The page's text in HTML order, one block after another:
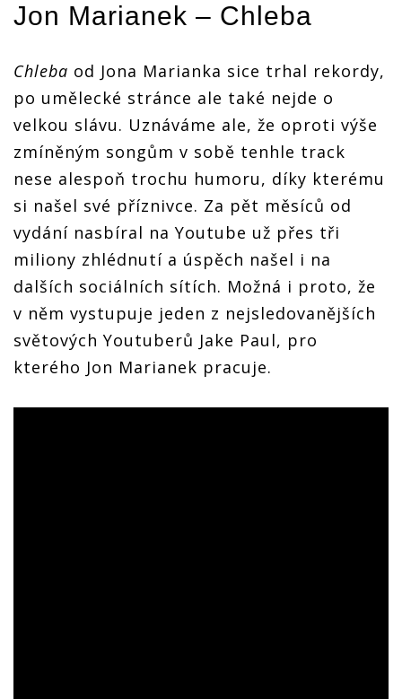
Jon Marianek – Chleba
Chleba od Jona Marianka sice trhal rekordy,
po umělecké stránce ale také nejde o
velkou slávu. Uznáváme ale, že oproti výše
zmíněným songům v sobě tenhle track
nese alespoň trochu humoru, díky kterému
si našel své příznivce. Za pět měsíců od
vydání nasbíral na Youtube už přes tři
miliony zhlédnutí a úspěch našel i na
dalších sociálních sítích. Možná i proto, že
v něm vystupuje jeden z nejsledovanějších
světových Youtuberů Jake Paul, pro
kterého Jon Marianek pracuje.